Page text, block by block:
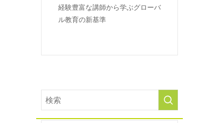
経験豊富な講師から学ぶグローバ
ル教育の新基準